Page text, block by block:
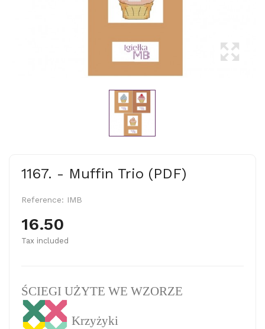
1167. - Muffin Trio (PDF)
Reference: IMB
16.50
Tax included
ŚCIEGI UŻYTE WE WZORZE
Krzyżyki